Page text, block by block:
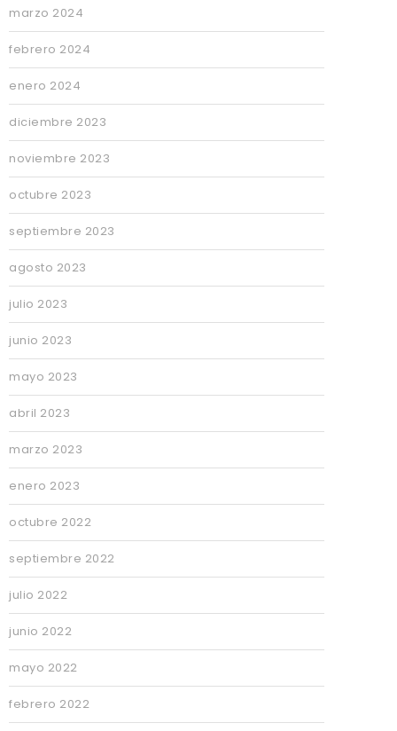
marzo 2024
febrero 2024
enero 2024
diciembre 2023
noviembre 2023
octubre 2023
septiembre 2023
agosto 2023
julio 2023
junio 2023
mayo 2023
abril 2023
marzo 2023
enero 2023
octubre 2022
septiembre 2022
julio 2022
junio 2022
mayo 2022
febrero 2022